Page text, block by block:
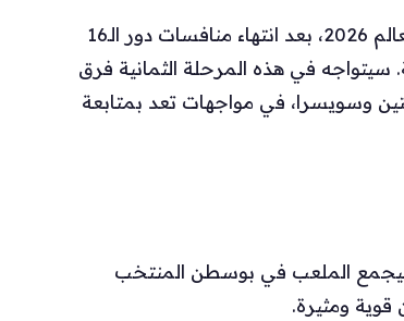
أُعلنت اليوم جدول مباريات الدور ربع النهائي لبطولة كأس العالم 2026، بعد انتهاء منافسات دور الـ16
سيتواجه في هذه المرحلة الثمانية فرق
وسويسرا، في مواجهات تعد بمتابعة
يوم الخميس 9 يوليو، حيث سيجمع الملعب في بوسطن المنتخب
ومثيرة.